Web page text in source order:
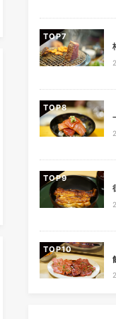
TOP
TOP
TOP
TOP